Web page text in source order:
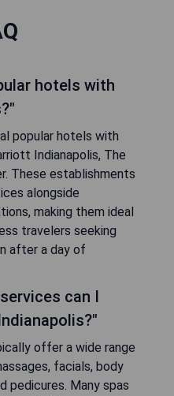
hotels with
popular hotels with
Indianapolis, The
These establishments
alongside
making them ideal
travelers seeking
after a day of
can I
offer a wide range
facials, body
pedicures. Many spas